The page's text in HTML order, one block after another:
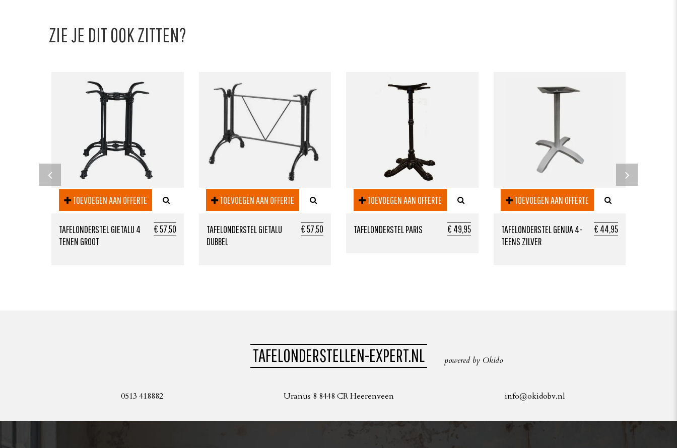
ZIE JE DIT OOK ZITTEN?
TOEVOEGEN AAN OFFERTE
€ 57,50
TAFELONDERSTEL GIETALU 4
TENEN GROOT
TOEVOEGEN AAN OFFERTE
€ 57,50
TAFELONDERSTEL GIETALU
DUBBEL
TOEVOEGEN AAN OFFERTE
€ 49,95
TAFELONDERSTEL PARIS
TOEVOEGEN AAN OFFERTE
€ 44,95
TAFELONDERSTEL GENUA 4-
TEENS ZILVER
TAFELONDERSTELLEN-EXPERT.NL powered by Okido
0513 418882 Uranus 8 8448 CR Heerenveen info@okidobv.nl